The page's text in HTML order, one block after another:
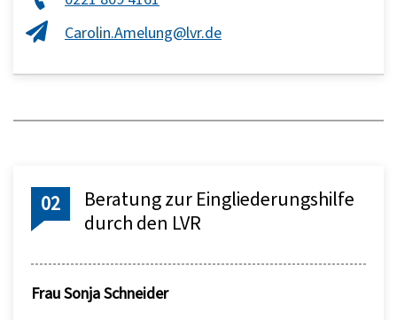
Carolin.Amelung@lvr.de
02
Beratung zur Eingliederungshilfe
durch den LVR
FrauSonja Schneider